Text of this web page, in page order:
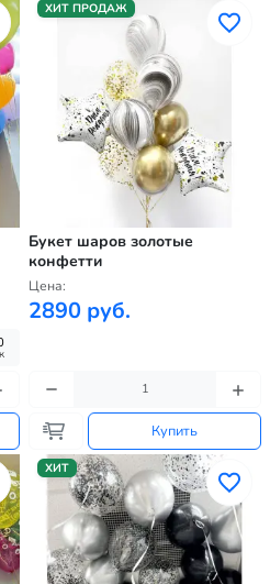
ХИТ ПРОДАЖ
Букет шаров золотые
конфетти
Цена:
2890 руб.
Купить
ХИТ